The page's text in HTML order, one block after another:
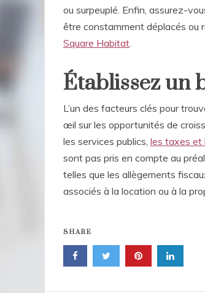
ou surpeuplé. Enfin, assurez-
être constamment déplacés ou
Square Habitat
Établissez un
L’un des facteurs clés pour
œil sur les opportunités de
les services publics, les taxes et
sont pas pris en compte au
telles que les allègements
associés à la location ou à la
SHARE